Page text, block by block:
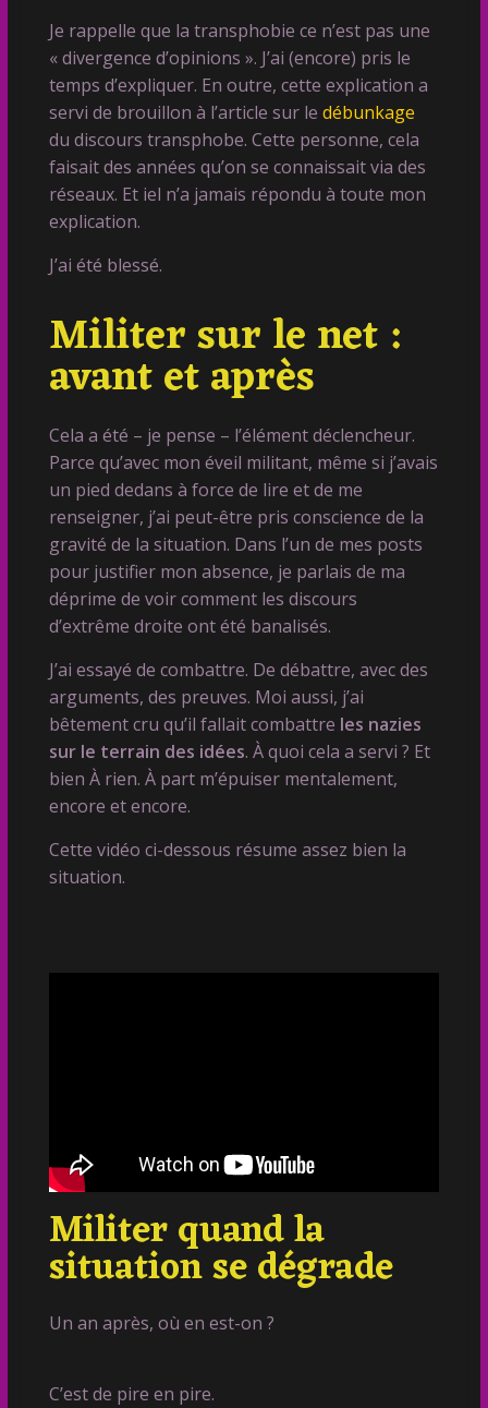
Je rappelle que la transphobie ce n’est pas une
« divergence d’opinions ». J’ai (encore) pris le
temps d’expliquer. En outre, cette explication a
servi de brouillon à l’article sur le débunkage
du discours transphobe. Cette personne, cela
faisait des années qu’on se connaissait via des
réseaux. Et iel n’a jamais répondu à toute mon
explication.
J’ai été blessé.
Militer sur le net :
avant et après
Cela a été – je pense – l’élément déclencheur.
Parce qu’avec mon éveil militant, même si j’avais
un pied dedans à force de lire et de me
renseigner, j’ai peut-être pris conscience de la
gravité de la situation. Dans l’un de mes posts
pour justifier mon absence, je parlais de ma
déprime de voir comment les discours
d’extrême droite ont été banalisés.
J’ai essayé de combattre. De débattre, avec des
arguments, des preuves. Moi aussi, j’ai
bêtement cru qu’il fallait combattre les nazies
sur le terrain des idées. À quoi cela a servi ? Et
bien À rien. À part m’épuiser mentalement,
encore et encore.
Cette vidéo ci-dessous résume assez bien la
situation.
Militer quand la
situation se dégrade
Un an après, où en est-on ?
C’est de pire en pire.